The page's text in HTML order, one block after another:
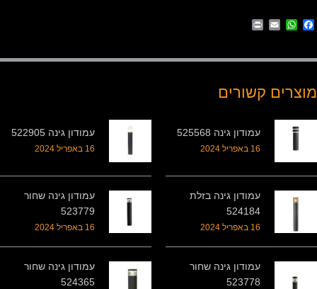
Facebook
WhatsApp
Email
מוצרים קשורים
עמודון גינה 525568
16 באפריל 2024
עמודון גינה 522905
16 באפריל 2024
עמודון גינה בזלת
524184
16 באפריל 2024
עמודון גינה שחור
523779
16 באפריל 2024
עמודון גינה שחור
523778
עמודון גינה שחור
524365